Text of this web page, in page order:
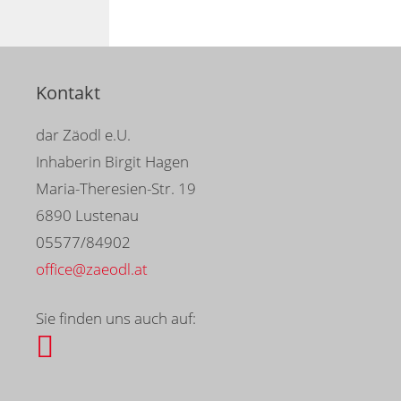
Kontakt
dar Zäodl e.U.
Inhaberin Birgit Hagen
Maria-Theresien-Str. 19
6890 Lustenau
05577/84902
office@zaeodl.at
Sie finden uns auch auf: